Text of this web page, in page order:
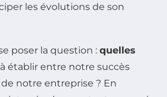
les évolutions de son
poser la question : quelles
à établir entre notre succès
notre entreprise ? En